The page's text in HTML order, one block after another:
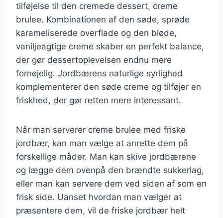
tilføjelse til den cremede dessert, creme
brulee. Kombinationen af den søde, sprøde
karameliserede overflade og den bløde,
vaniljeagtige creme skaber en perfekt balance,
der gør dessertoplevelsen endnu mere
fornøjelig. Jordbærens naturlige syrlighed
komplementerer den søde creme og tilføjer en
friskhed, der gør retten mere interessant.
Når man serverer creme brulee med friske
jordbær, kan man vælge at anrette dem på
forskellige måder. Man kan skive jordbærene
og lægge dem ovenpå den brændte sukkerlag,
eller man kan servere dem ved siden af som en
frisk side. Uanset hvordan man vælger at
præsentere dem, vil de friske jordbær helt